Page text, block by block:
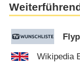
Wikipedia